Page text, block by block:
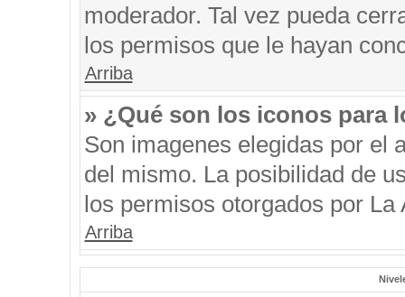
moderador. Tal vez pueda
los permisos que le hayan
Arriba
» ¿Qué son los iconos para
Son imagenes elegidas por el
del mismo. La posibilidad de
los permisos otorgados por La
Arriba